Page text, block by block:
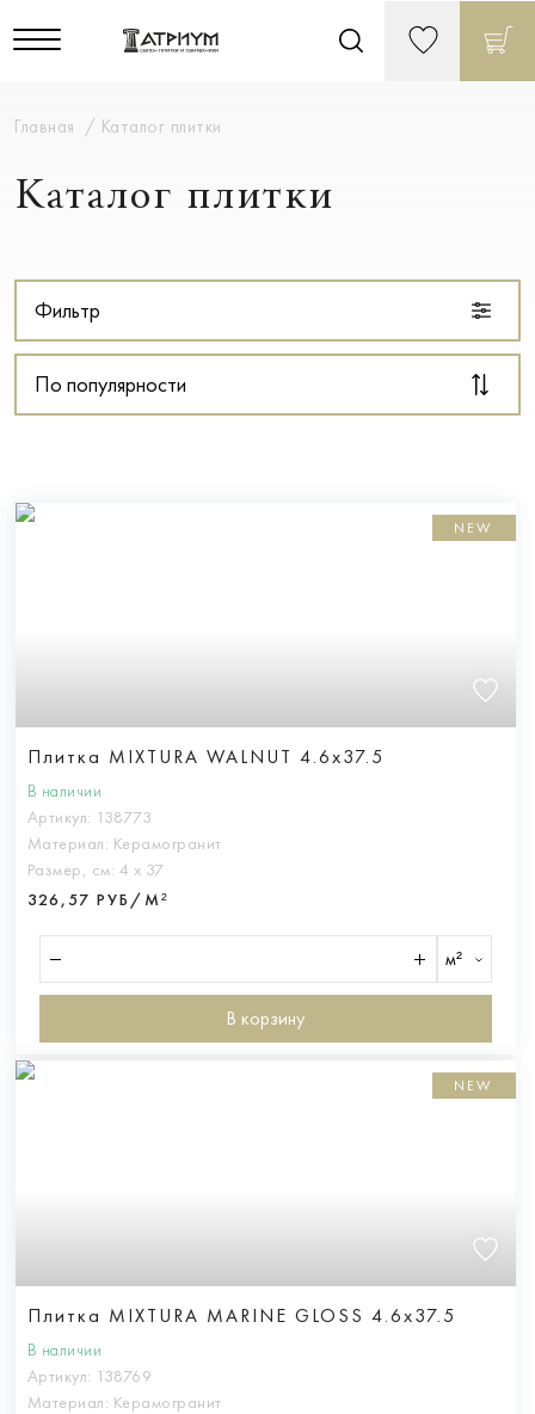
Главная Каталог плитки
Каталог плитки
Фильтр
По популярности
NEW
Плитка MIXTURA WALNUT 4.6x37.5
В наличии
Артикул: 138773
Материал: Керамогранит
Размер, см: 4 х 37
326,57 РУБ/М²
м²
В корзину
NEW
Плитка MIXTURA MARINE GLOSS 4.6x37.5
В наличии
Артикул: 138769
Материал: Керамогранит